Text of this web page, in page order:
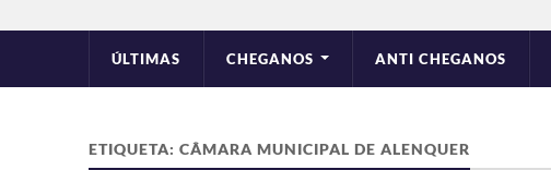
ÚLTIMAS CHEGANOS ANTI CHEGANOS
ETIQUETA: CÂMARA MUNICIPAL DE ALENQUER